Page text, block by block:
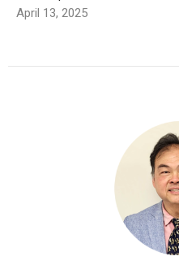
April 13, 2025